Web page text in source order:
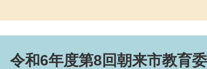
令和6年度第8回朝来市教育